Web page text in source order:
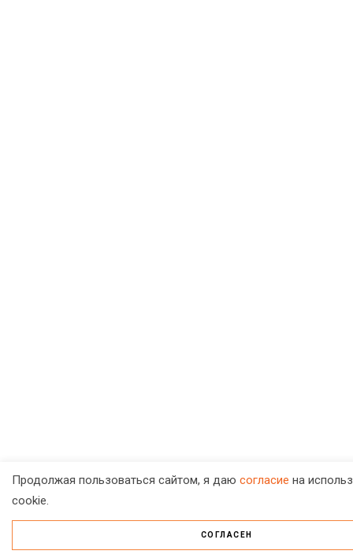
Продолжая пользоваться сайтом, я даю согласие на
cookie.
СОГЛАСЕН